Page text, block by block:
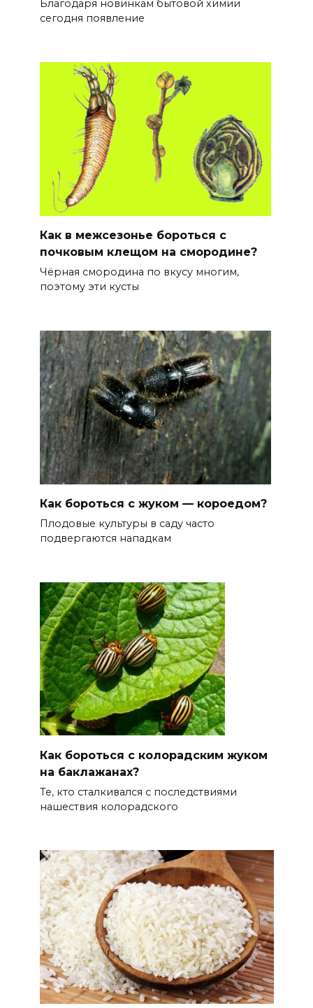
Благодаря новинкам бытовой химии
сегодня появление
Как в межсезонье бороться с
почковым клещом на смородине?
Чёрная смородина по вкусу многим,
поэтому эти кусты
Как бороться с жуком — короедом?
Плодовые культуры в саду часто
подвергаются нападкам
Как бороться с колорадским жуком
на баклажанах?
Те, кто сталкивался с последствиями
нашествия колорадского